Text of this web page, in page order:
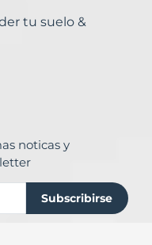
tu suelo &
noticas y
Subscribirse